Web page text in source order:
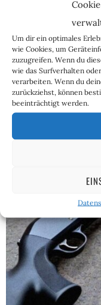
Um dir ein optimales
wie Cookies, um
zuzugreifen. Wenn du
wie das Surfverhalten
verarbeiten. Wenn du
zurückziehst, können
beeinträchtigt werden.
Der Jahreswechsel
beziehungsweise
katastrophalen
angegriffenen
und zum Teil sogar